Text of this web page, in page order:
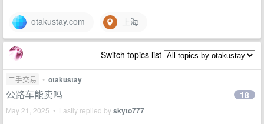
otakustay.com 上海
Switch topics list
二手交易 • otakustay
公路车能卖吗
May 21, 2025 • Lastly replied byskyto777
18